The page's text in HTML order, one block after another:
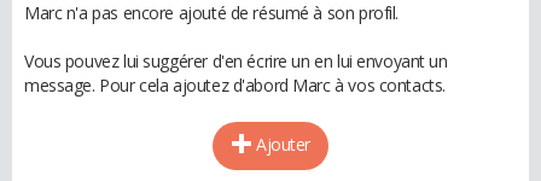
Marc n'a pas encore ajouté de résumé à son profil.
Vous pouvez lui suggérer d'en écrire un en lui envoyant un
message. Pour cela ajoutez d'abord Marc à vos contacts.
Ajouter